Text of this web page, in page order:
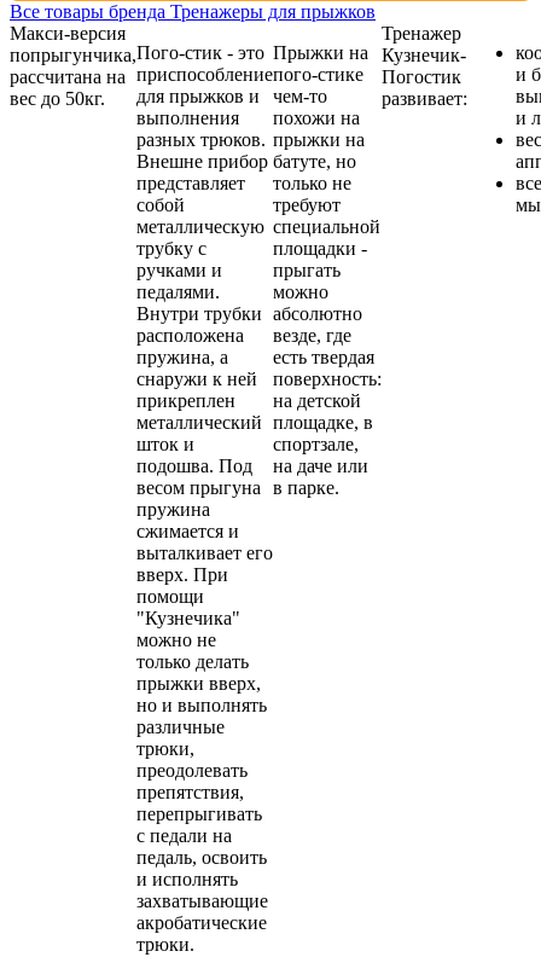
Все товары бренда Тренажеры для прыжков
Макси-версия
попрыгунчика,
рассчитана на
вес до 50кг.
Пого-стик - это
приспособление
для прыжков и
выполнения
разных трюков.
Внешне прибор
представляет
собой
металлическую
трубку с
ручками и
педалями.
Внутри трубки
расположена
пружина, а
снаружи к ней
прикреплен
металлический
шток и
подошва. Под
весом прыгуна
пружина
сжимается и
выталкивает его
вверх. При
помощи
"Кузнечика"
можно не
только делать
прыжки вверх,
но и выполнять
различные
трюки,
преодолевать
препятствия,
перепрыгивать
с педали на
педаль, освоить
и исполнять
захватывающие
акробатические
трюки.
Прыжки на
пого-стике
чем-то
похожи на
прыжки на
батуте, но
только не
требуют
специальной
площадки -
прыгать
можно
абсолютно
везде, где
есть твердая
поверхность:
на детской
площадке, в
спортзале,
на даче или
в парке.
Тренажер
Кузнечик-
Погостик
развивает:
и
и